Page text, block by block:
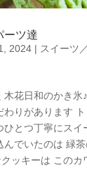
ーツ達
2024| スイーツ
木花日和のかき氷
わりがあります
ひとつ丁寧にスイ
でいたのは 緑
ッキーは このカ